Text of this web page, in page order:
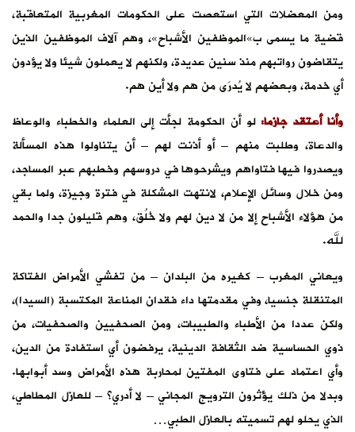
ومن المعضلات التي استعصت على الحكومات المغربية المتعاقبة،
قضية ما يسمى ب»الموظفين الأشباح»، وهم آلاف الموظفين الذين
يتقاضون رواتبهم منذ سنين عديدة، ولكنهم لا يعملون شيئا ولا يؤدون
أي خدمة، وبعضهم لا يُدرَى من هم ولا أين هم.
وأنا أعتقد جازما:لو أن الحكومة لجأت إلى العلماء والخطباء والوعاظ
والدعاة، وطلبت منهم – أو أذنت لهم – أن يتناولوا هذه المسألة
ويصدروا فيها فتاواهم ويشرحوها في دروسهم وخطبهم عبر المساجد،
ومن خلال وسائل الإعلام، لانتهت المشكلة في فترة وجيزة، ولما بقي
من هؤلاء الأشباح إلا من لا دين لهم ولا خُلُق، وهم قليلون جدا والحمد
لله.
ويعاني المغرب – كغيره من البلدان – من تفشي الأمراض الفتاكة
المتنقلة جنسيا، وفي مقدمتها داء فقدان المناعة المكتسبة (السيدا)،
ولكن عددا من الأطباء والطبيبات، ومن الصحفيين والصحفيات، من
ذوي الحساسية ضد الثقافة الدينية، يرفضون أي استفادة من الدين،
وأي اعتماد على فتاوى المفتين لمحاربة هذه الأمراض وسد أبوابها.
وبدلا من ذلك يؤْثرون الترويج المجاني – لا أدري؟ – للعازل المطاطي،
الذي يحلو لهم تسميته بالعازل الطبي…